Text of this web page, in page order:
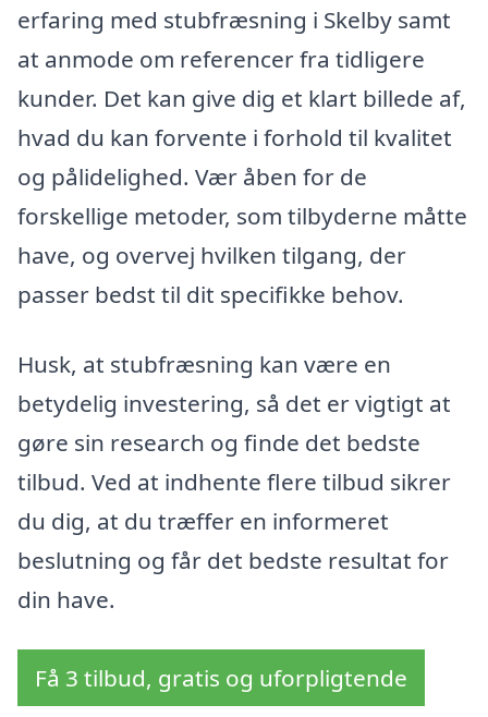
erfaring med stubfræsning i Skelby samt
at anmode om referencer fra tidligere
kunder. Det kan give dig et klart billede af,
hvad du kan forvente i forhold til kvalitet
og pålidelighed. Vær åben for de
forskellige metoder, som tilbyderne måtte
have, og overvej hvilken tilgang, der
passer bedst til dit specifikke behov.
Husk, at stubfræsning kan være en
betydelig investering, så det er vigtigt at
gøre sin research og finde det bedste
tilbud. Ved at indhente flere tilbud sikrer
du dig, at du træffer en informeret
beslutning og får det bedste resultat for
din have.
Få 3 tilbud, gratis og uforpligtende